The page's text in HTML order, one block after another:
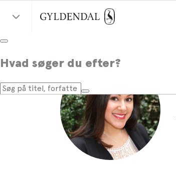
Hvad søger du efter?